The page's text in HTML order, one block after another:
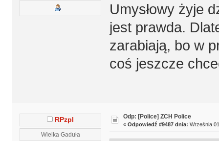
Umysłowy żyje
jest prawda.
zarabiają, bo w
coś jeszcze
RPzpl
Wielka Gaduła
Odp: [Police] ZCH Police
« Odpowiedź #9487 dnia: Września